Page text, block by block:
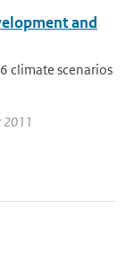
and
climate scenarios
2011